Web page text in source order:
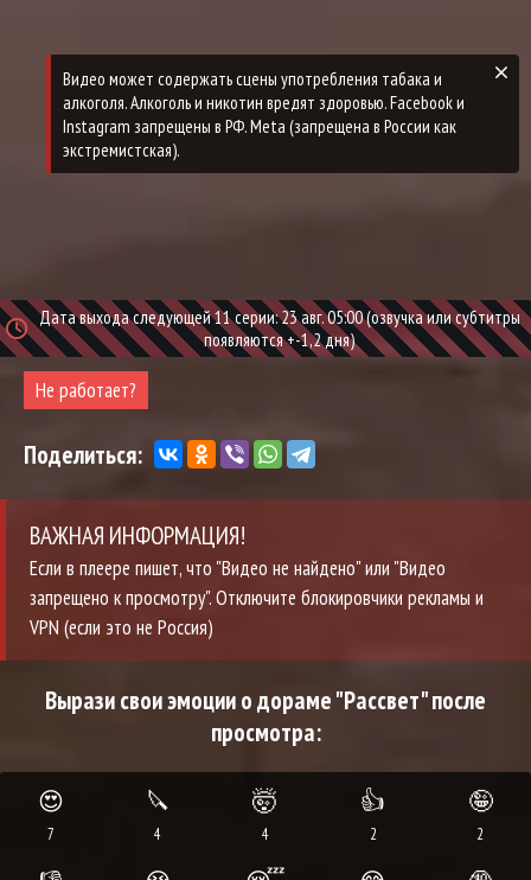
Дата выхода следующей 11 серии: 23 авг. 05:00 (озвучка или субтитры
появляются +-1,2 дня)
Не работает?
Поделиться:
ВАЖНАЯ ИНФОРМАЦИЯ!
Если в плеере пишет, что "Видео не найдено" или "Видео
запрещено к просмотру". Отключите блокировчики рекламы и
VPN (если это не Россия)
Вырази свои эмоции о дораме "Рассвет" после
просмотра:
😍
7
🔪
4
🤯
4
👍
2
🤪
2